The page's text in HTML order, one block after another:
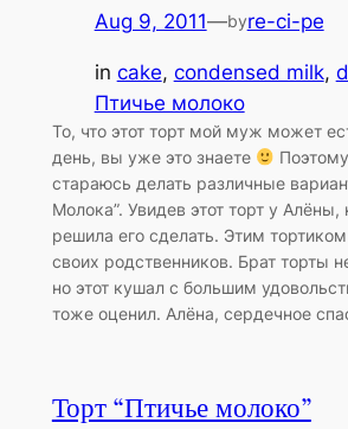
Aug 9, 2011—byre-ci-pe
in cake, condensed milk,
Птичье молоко
То, что этот торт мой муж может
день, вы уже это знаете
стараюсь делать различные
Молока”. Увидев этот торт у
решила его сделать. Этим
своих родственников. Брат торты
но этот кушал с большим
тоже оценил. Алёна, сердечное
Торт “Птичье молоко”